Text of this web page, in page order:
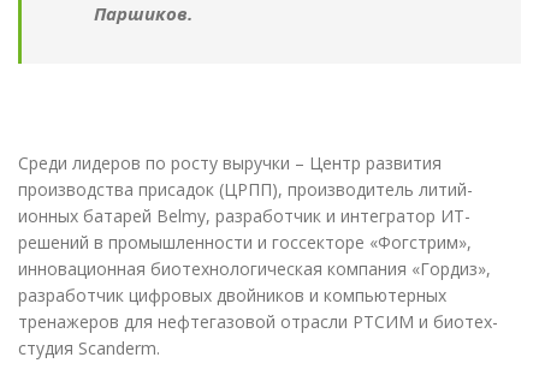
Паршиков.
Среди лидеров по росту выручки – Центр развития
производства присадок (ЦРПП), производитель литий-
ионных батарей Belmy, разработчик и интегратор ИТ-
решений в промышленности и госсекторе «Фогстрим»,
инновационная биотехнологическая компания «Гордиз»,
разработчик цифровых двойников и компьютерных
тренажеров для нефтегазовой отрасли РТСИМ и биотех-
студия Scanderm.